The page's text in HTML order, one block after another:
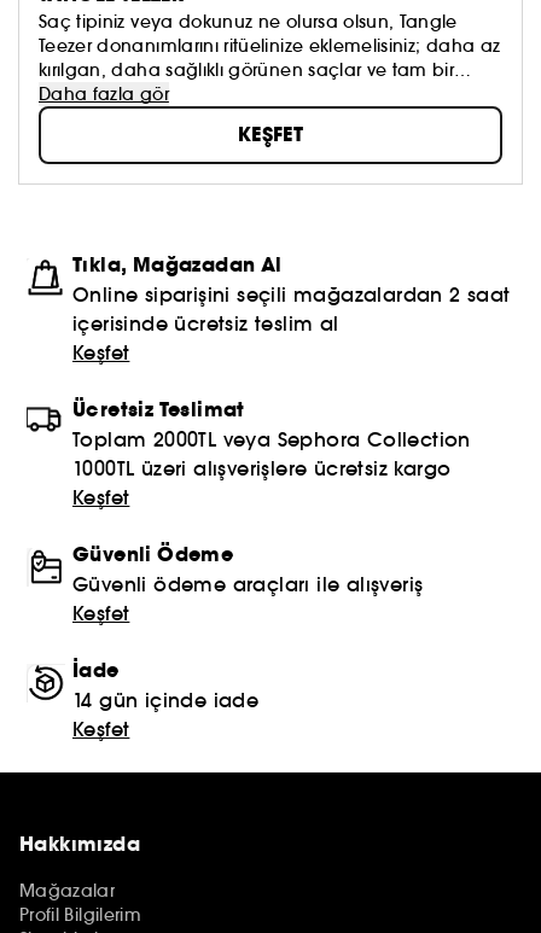
Saç tipiniz veya dokunuz ne olursa olsun, Tangle
Teezer donanımlarını ritüelinize eklemelisiniz; daha az
kırılgan, daha sağlıklı görünen saçlar ve tam bir
özgüven sağlar.
Daha fazla gör
KEŞFET
Tıkla, Mağazadan Al
Online siparişini seçili mağazalardan 2 saat
içerisinde ücretsiz teslim al
Keşfet
Ücretsiz Teslimat
Toplam 2000TL veya Sephora Collection
1000TL üzeri alışverişlere ücretsiz kargo
Keşfet
Güvenli Ödeme
Güvenli ödeme araçları ile alışveriş
Keşfet
İade
14 gün içinde iade
Keşfet
Hakkımızda
Mağazalar
Profil Bilgilerim